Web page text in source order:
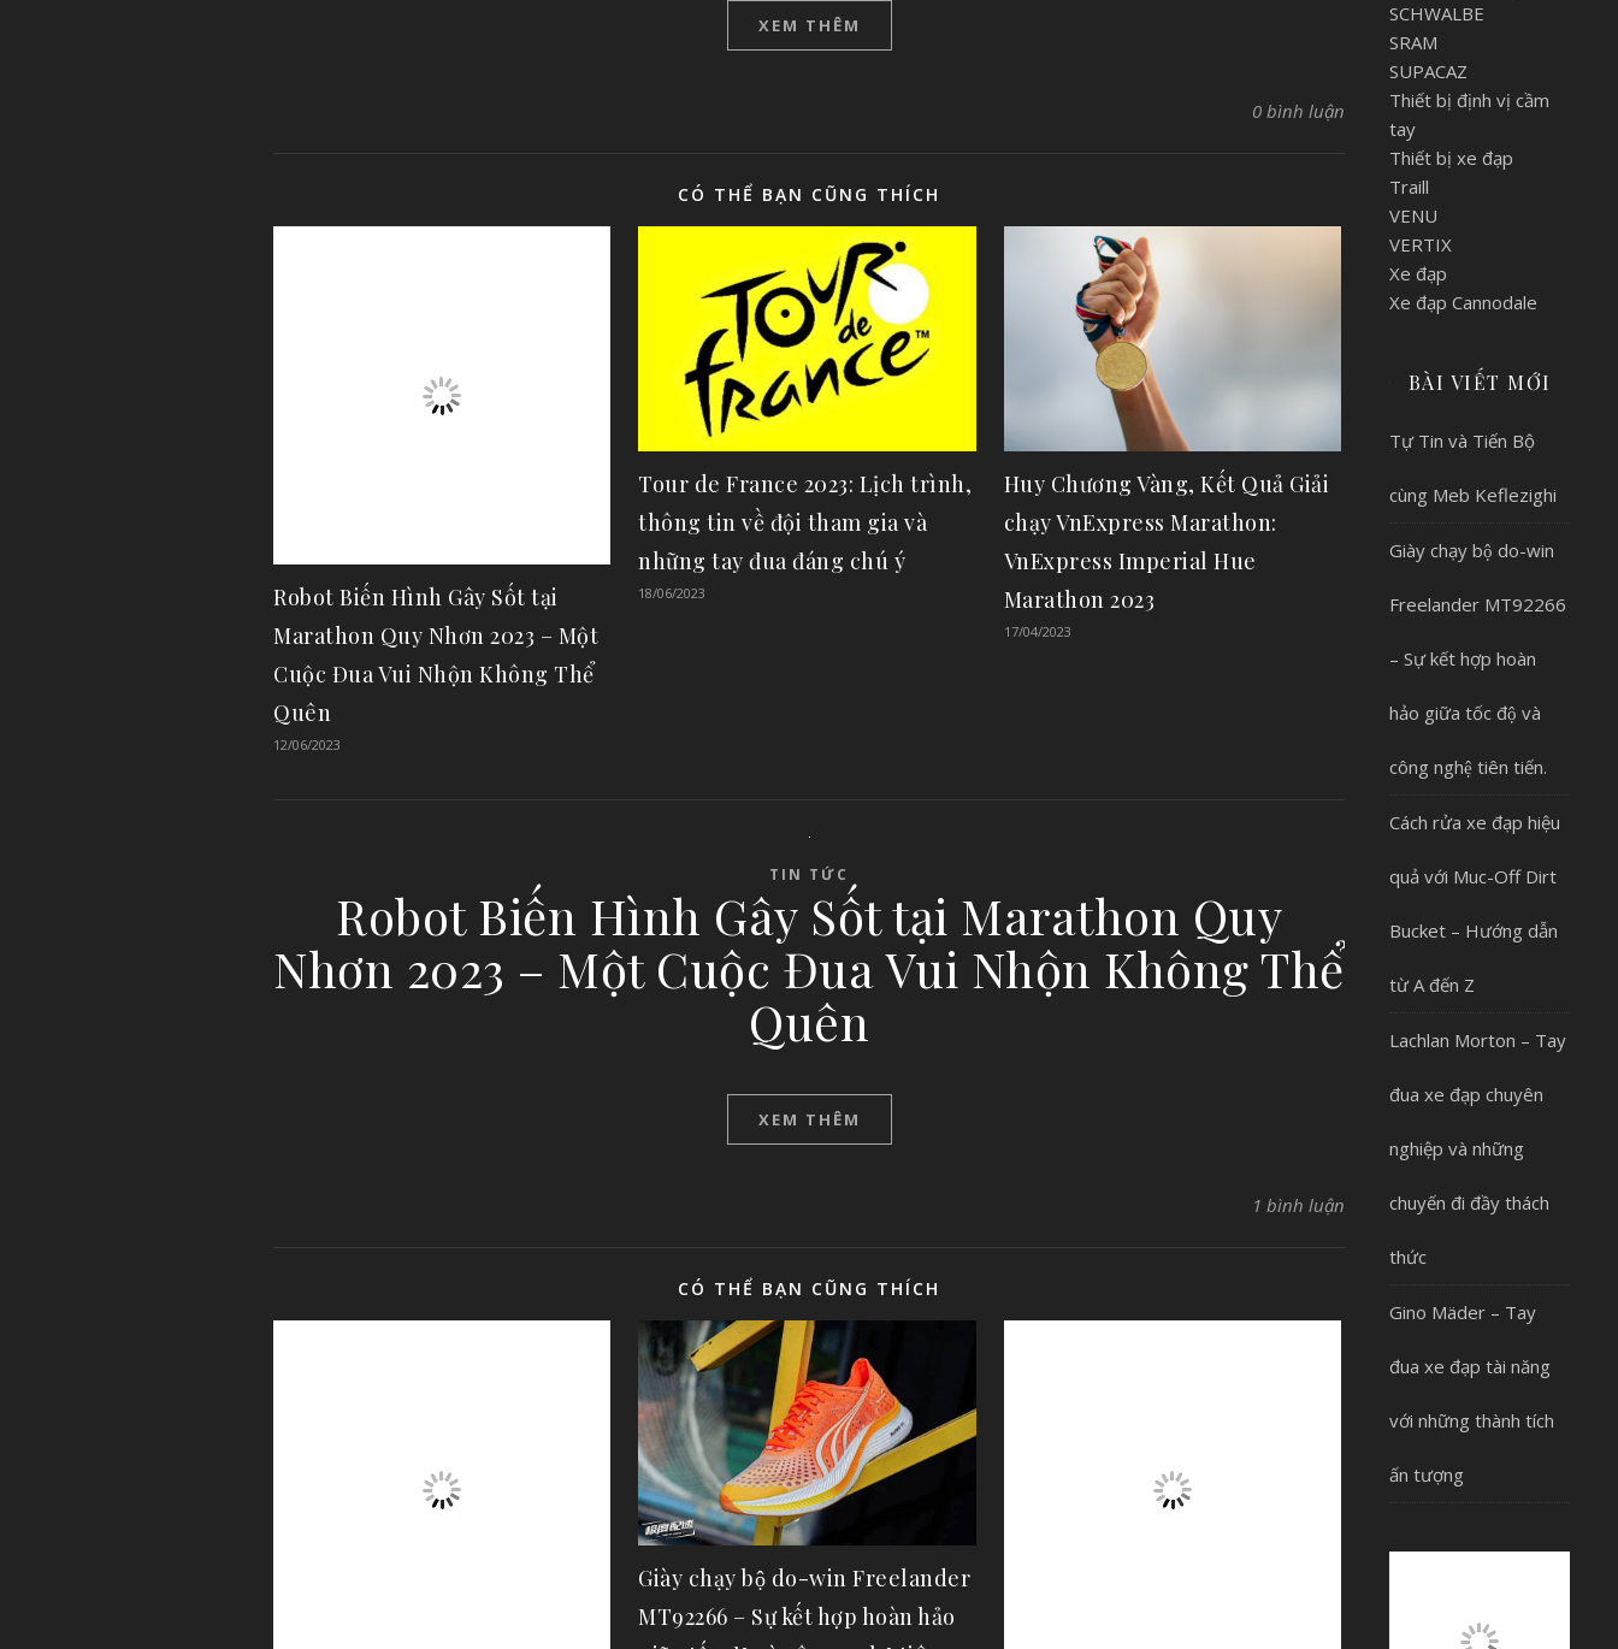
XEM THÊM
0 bình luận
CÓ THỂ BẠN CŨNG THÍCH
Robot Biến Hình Gây Sốt tại
Marathon Quy Nhơn 2023 – Một
Cuộc Đua Vui Nhộn Không Thể
Quên
12/06/2023
Tour de France 2023: Lịch trình,
thông tin về đội tham gia và
những tay đua đáng chú ý
18/06/2023
Huy Chương Vàng, Kết Quả Giải
chạy VnExpress Marathon:
VnExpress Imperial Hue
Marathon 2023
17/04/2023
TIN TỨC
Robot Biến Hình Gây Sốt tại Marathon Quy
Nhơn 2023 – Một Cuộc Đua Vui Nhộn Không Thể
Quên
XEM THÊM
1 bình luận
CÓ THỂ BẠN CŨNG THÍCH
Giày chạy bộ do-win Freelander
MT92266 – Sự kết hợp hoàn hảo
SCHWALBE
SRAM
SUPACAZ
Thiết bị định vị cầm
tay
Thiết bị xe đạp
Traill
VENU
VERTIX
Xe đạp
Xe đạp Cannodale
BÀI VIẾT MỚI
Tự Tin và Tiến Bộ
cùng Meb Keflezighi
Giày chạy bộ do-win
Freelander MT92266
– Sự kết hợp hoàn
hảo giữa tốc độ và
công nghệ tiên tiến.
Cách rửa xe đạp hiệu
quả với Muc-Off Dirt
Bucket – Hướng dẫn
từ A đến Z
Lachlan Morton – Tay
đua xe đạp chuyên
nghiệp và những
chuyến đi đầy thách
thức
Gino Mäder – Tay
đua xe đạp tài năng
với những thành tích
ấn tượng